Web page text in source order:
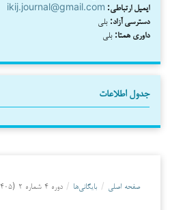
ایمیل ارتباطی: ikij.journal@gmail.com
دسترسی آزاد: بلی
داوری همتا: بلی
جدول اطلاعات
صفحه اصلی / بایگانی‌ها / دوره ۴ شماره ۲ (۱۴۰۵): تابستان ۱۴۰۵